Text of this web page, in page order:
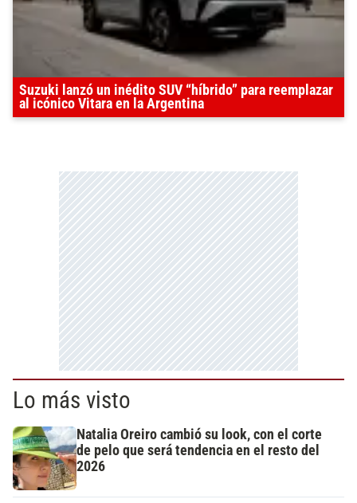
Suzuki lanzó un inédito SUV “híbrido” para reemplazar
al icónico Vitara en la Argentina
Lo más visto
Natalia Oreiro cambió su look, con el corte
de pelo que será tendencia en el resto del
2026